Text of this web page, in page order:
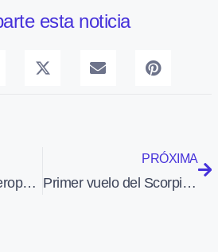
esta noticia
Aterrizajes en el Aeropuerto de Barcelona (4-12-2013)
PRÓXIMA
Primer vuelo del Scorpion, caza de apoyo táctico de bajo coste, desarrollado en menos de dos años